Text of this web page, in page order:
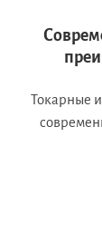
Токарные